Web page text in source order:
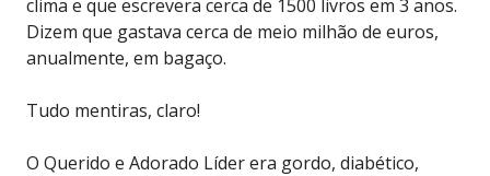
clima e que escrevera cerca de 1500 livros em 3 anos.
Dizem que gastava cerca de meio milhão de euros,
anualmente, em bagaço.
Tudo mentiras, claro!
O Querido e Adorado Líder era gordo, diabético,